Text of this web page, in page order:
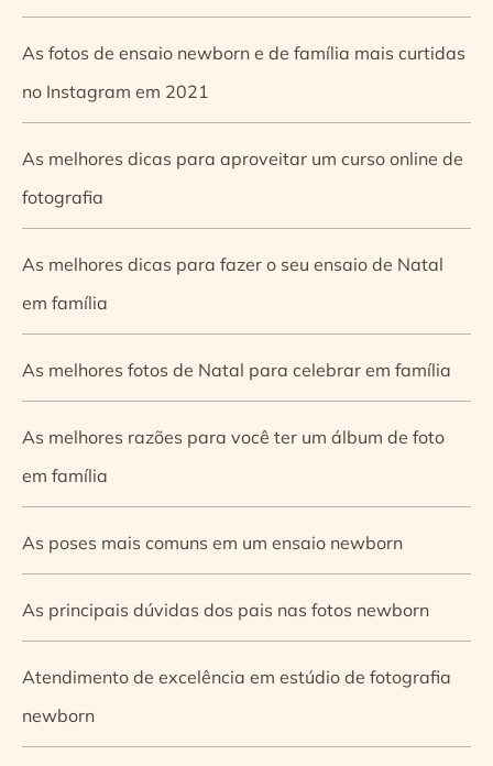
As fotos de ensaio newborn e de família mais curtidas
no Instagram em 2021
As melhores dicas para aproveitar um curso online de
fotografia
As melhores dicas para fazer o seu ensaio de Natal
em família
As melhores fotos de Natal para celebrar em família
As melhores razões para você ter um álbum de foto
em família
As poses mais comuns em um ensaio newborn
As principais dúvidas dos pais nas fotos newborn
Atendimento de excelência em estúdio de fotografia
newborn